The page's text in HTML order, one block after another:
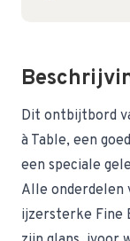
Dit ontbijtbord
à Table, een
een speciale
Alle onderdelen
ijzersterke Fine